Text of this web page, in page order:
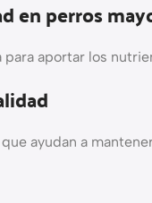
en perros
para aportar los
ayudan a